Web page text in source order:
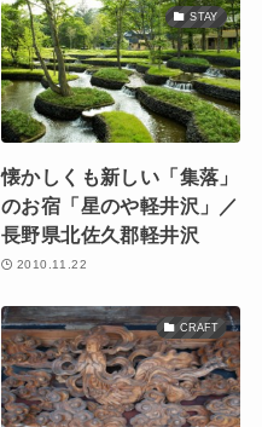
STAY
懐かしくも新しい「集落」
のお宿「星のや軽井沢」／
長野県北佐久郡軽井沢
2010.11.22
CRAFT